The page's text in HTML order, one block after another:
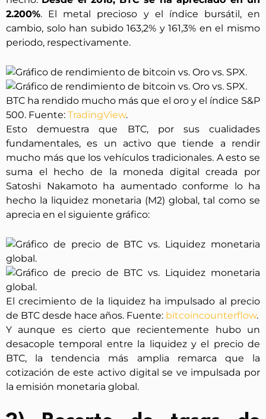
2.200%. El metal precioso y el índice bursátil, en
cambio, solo han subido 163,2% y 161,3% en el mismo
periodo, respectivamente.
BTC ha rendido mucho más que el oro y el índice S&P
500. Fuente: TradingView.
Esto demuestra que BTC, por sus cualidades
fundamentales, es un activo que tiende a rendir
mucho más que los vehículos tradicionales. A esto se
suma el hecho de la moneda digital creada por
Satoshi Nakamoto ha aumentado conforme lo ha
hecho la liquidez monetaria (M2) global, tal como se
aprecia en el siguiente gráfico:
El crecimiento de la liquidez ha impulsado al precio
de BTC desde hace años. Fuente: bitcoincounterflow.
Y aunque es cierto que recientemente hubo un
desacople temporal entre la liquidez y el precio de
BTC, la tendencia más amplia remarca que la
cotización de este activo digital se ve impulsada por
la emisión monetaria global.